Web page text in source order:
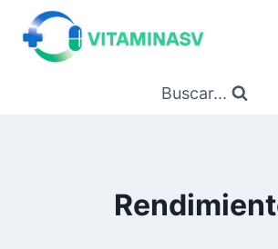
Saltar
contenido
Buscar...